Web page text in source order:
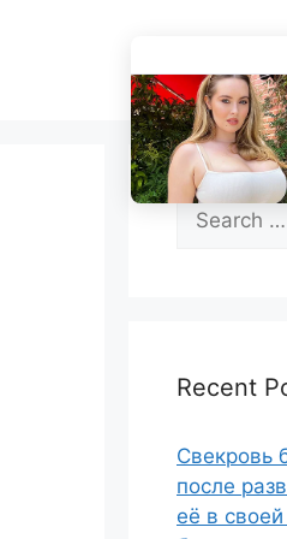
Search
for:
Recent
Свекровь
после
её в